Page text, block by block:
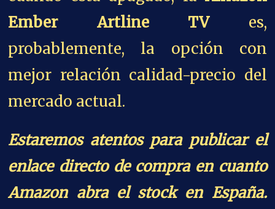
Ember Artline TVes,
probablemente, la opción con
mejor relación calidad-precio del
mercado actual.
Estaremos atentos para publicar el
enlace directo de compra en cuanto
Amazon abra el stock en España.